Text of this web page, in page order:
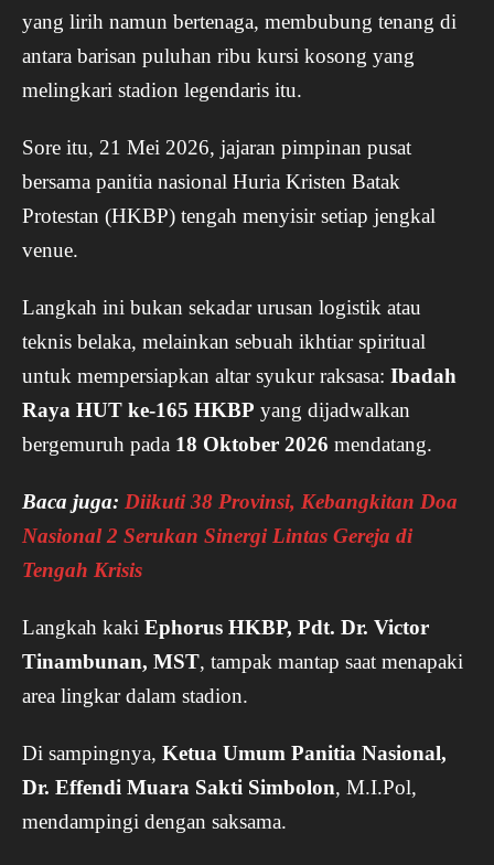
yang lirih namun bertenaga, membubung tenang di
antara barisan puluhan ribu kursi kosong yang
melingkari stadion legendaris itu.
Sore itu, 21 Mei 2026, jajaran pimpinan pusat
bersama panitia nasional Huria Kristen Batak
Protestan (HKBP) tengah menyisir setiap jengkal
venue.
Langkah ini bukan sekadar urusan logistik atau
teknis belaka, melainkan sebuah ikhtiar spiritual
untuk mempersiapkan altar syukur raksasa: Ibadah
Raya HUT ke-165 HKBP yang dijadwalkan
bergemuruh pada 18 Oktober 2026 mendatang.
Baca juga: Diikuti 38 Provinsi, Kebangkitan Doa
Nasional 2 Serukan Sinergi Lintas Gereja di
Tengah Krisis
Langkah kaki Ephorus HKBP, Pdt. Dr. Victor
Tinambunan, MST, tampak mantap saat menapaki
area lingkar dalam stadion.
Di sampingnya, Ketua Umum Panitia Nasional,
Dr. Effendi Muara Sakti Simbolon, M.I.Pol,
mendampingi dengan saksama.